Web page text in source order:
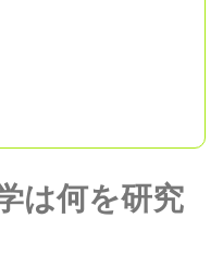
は何を研究